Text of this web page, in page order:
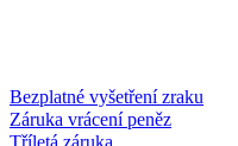
Bezplatné vyšetření zraku
Záruka vrácení peněz